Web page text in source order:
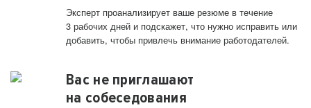
Эксперт проанализирует ваше резюме в течение
3 рабочих дней и подскажет, что нужно исправить или
добавить, чтобы привлечь внимание работодателей.
Вас не приглашают
на собеседования